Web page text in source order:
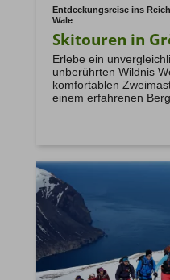
Entdeckungsreise ins
Wale
Skitouren in
Erlebe ein
unberührten Wildnis
komfortablen
einem erfahrenen